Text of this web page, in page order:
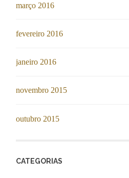
março 2016
fevereiro 2016
janeiro 2016
novembro 2015
outubro 2015
CATEGORIAS